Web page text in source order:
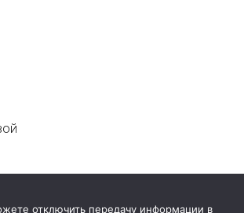
отключить передачу информации в